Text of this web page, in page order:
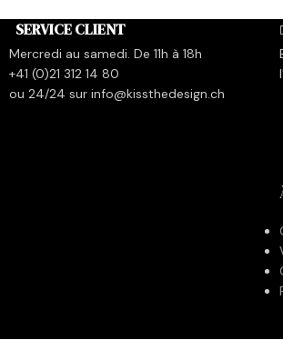
SERVICE CLIENT
Mercredi au samedi. De 11h à 18h
+41 (0)21 312 14 80
ou 24/24 sur info@kissthedesign.ch